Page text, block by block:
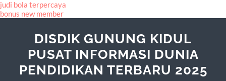
judi bola terpercaya
bonus new member
DISDIK GUNUNG KIDUL
PUSAT INFORMASI DUNIA
PENDIDIKAN TERBARU 2025